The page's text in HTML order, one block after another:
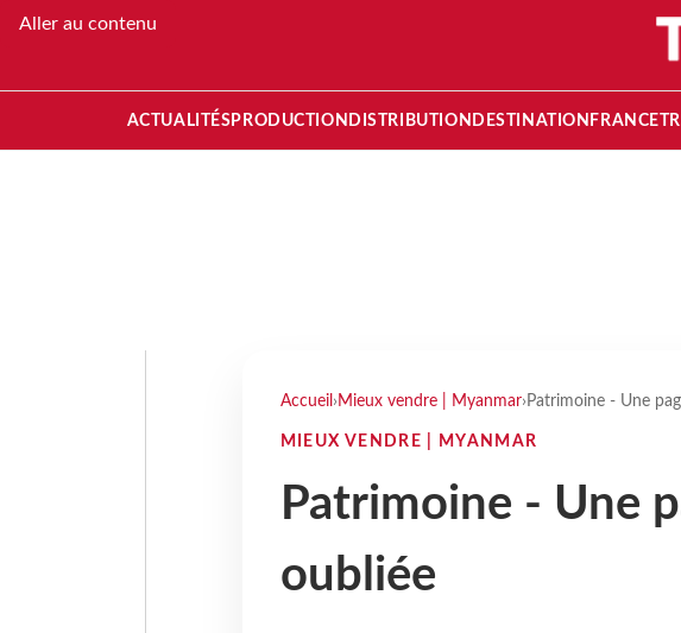
Aller au contenu
ACTUALITÉS PRODUCTION DISTRIBUTION DESTINATION FRANCE
Accueil › Mieux vendre | Myanmar› Patrimoine - Une
MIEUX VENDRE | MYANMAR
Patrimoine - Une
oubliée